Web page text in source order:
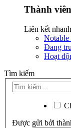
Thành viên
Liên kết nhanh
Notable
Đang
Hoạt
Tìm kiếm
Được gửi bởi